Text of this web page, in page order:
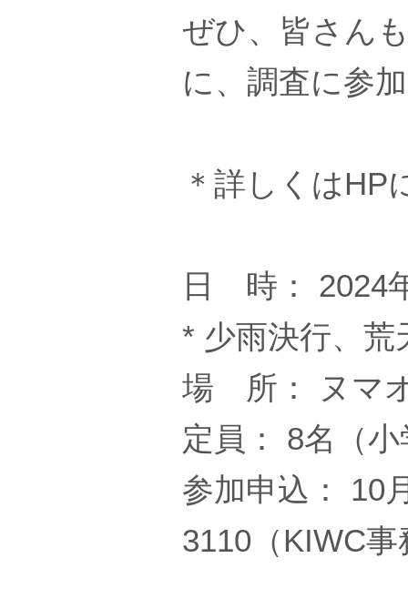
ぜひ、皆さん
に、調査に参
＊詳しくはHP
日 時： 2024
* 少雨決行、荒
場 所： ヌマ
定員： 8名（
参加申込： 10
3110（KIWC